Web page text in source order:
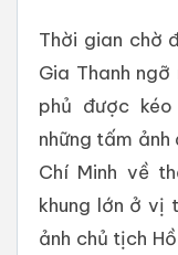
Thời gian chờ
Gia Thanh
phủ được
những tấm
Chí Minh về
khung lớn ở vị
ảnh chủ tịch